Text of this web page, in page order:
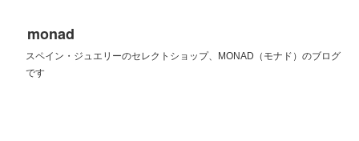
monad
スペイン・ジュエリーのセレクトショップ、MONAD（モナド）のブログ
です